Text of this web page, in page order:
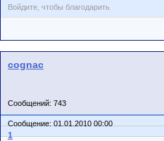
Войдите, чтобы благодарить
cognac
Сообщений: 743
Сообщение: 01.01.2010 00:00
1